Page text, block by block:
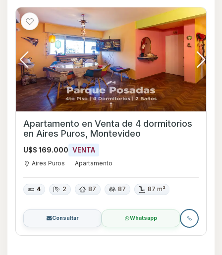
Apartamento en Venta de 4 dormitorios
en Aires Puros, Montevideo
U$S 169.000 VENTA
Aires Puros Apartamento
4 2 87 87 87 m²
Consultar Whatsapp